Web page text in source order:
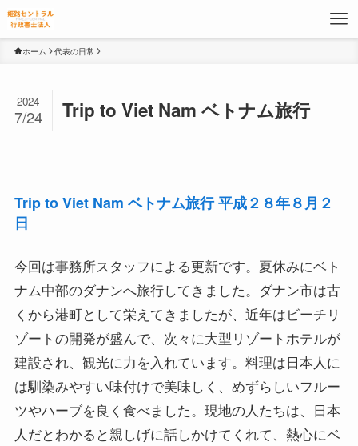
ホーム 代表の日常
Trip to Viet Nam ベトナム旅行
2024
7/24
Trip to Viet Nam ベトナム旅行 平成２８年８月２
日
今回は事務所スタッフによる更新です。夏休みにベト
ナム中部のダナンへ旅行してきました。ダナン市は古
くから港町として栄えてきましたが、近年はビーチリ
ゾートの開発が盛んで、次々に大型リゾートホテルが
建設され、観光に力を入れています。料理は日本人に
は馴染みやすい味付けで美味しく、めずらしいフルー
ツやハーブを良く食べました。現地の人たちは、日本
人だとわかると親しげに話しかけてくれて、熱心にベ